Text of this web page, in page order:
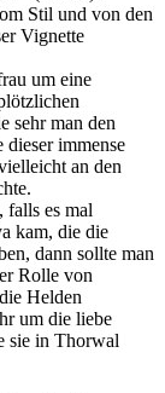
Stil und von den
Vignette
um eine
sehr man den
dieser immense
an den
falls es mal
kam, die die
dann sollte man
Rolle von
Helden
um die liebe
sie in Thorwal